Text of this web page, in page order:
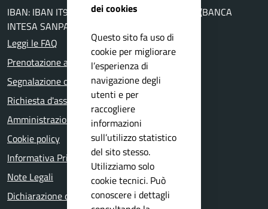
IBAN: IBAN IT94K0306954560100000046010 (BANCA
INTESA SANPAOLO AG. DI GAVARDO)
Leggi le FAQ
Prenotazione appuntamento
Segnalazione disservizio
Richiesta d'assistenza
Amministrazione trasparente
Cookie policy
Informativa Privacy
Note Legali
Dichiarazione di accessibilità
dei cookies
Questo sito fa uso di
cookie per migliorare
l’esperienza di
navigazione degli
utenti e per
raccogliere
informazioni
sull’utilizzo statistico
del sito stesso.
Utilizziamo solo
cookie tecnici. Può
conoscere i dettagli